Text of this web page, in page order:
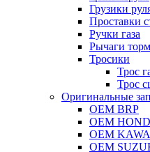
Грузики
Проставки
Ручки газа
Рычаги
Тросики
Трос
Трос
Оригинальные
OEM BRP
OEM
OEM
OEM